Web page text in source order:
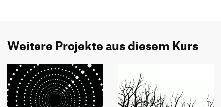
Weitere Projekte aus diesem Kurs